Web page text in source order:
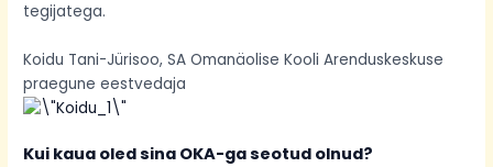
tegijatega.
Koidu Tani-Jürisoo, SA Omanäolise Kooli Arenduskeskuse
praegune eestvedaja
Kui kaua oled sina OKA-ga seotud olnud?